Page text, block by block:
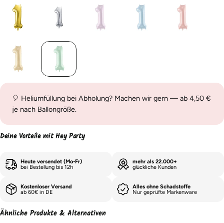
🎈 Heliumfüllung bei Abholung? Machen wir gern — ab 4,50 €
je nach Ballongröße.
Deine Vorteile mit Hey Party
Heute versendet (Mo-Fr)
bei Bestellung bis 12h
mehr als 22.000+
glückliche Kunden
Kostenloser Versand
ab 60€ in DE
Alles ohne Schadstoffe
Nur geprüfte Markenware
Ähnliche Produkte & Alternativen